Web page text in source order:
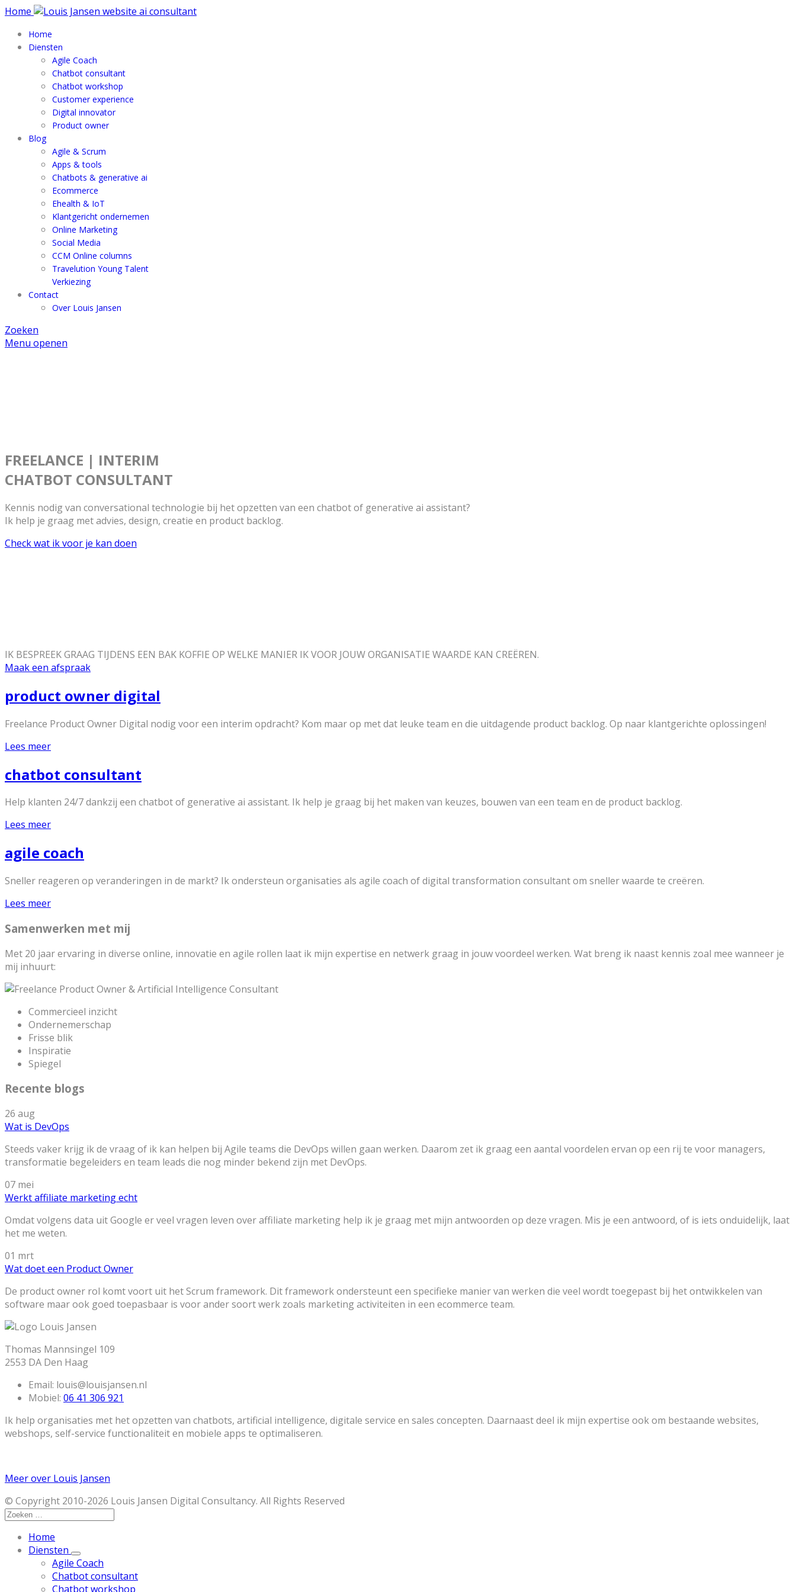
Home
Home
Diensten
Agile Coach
Chatbot consultant
Chatbot workshop
Customer experience
Digital innovator
Product owner
Blog
Agile & Scrum
Apps & tools
Chatbots & generative ai
Ecommerce
Ehealth & IoT
Klantgericht ondernemen
Online Marketing
Social Media
CCM Online columns
Travelution Young Talent
Verkiezing
Contact
Over Louis Jansen
Zoeken
Menu openen
FREELANCE | INTERIM
CHATBOT CONSULTANT
Kennis nodig van conversational technologie bij het opzetten van een chatbot of generative ai assistant?
Ik help je graag met advies, design, creatie en product backlog.
Check wat ik voor je kan doen
IK BESPREEK GRAAG TIJDENS EEN BAK KOFFIE OP WELKE MANIER IK VOOR JOUW ORGANISATIE WAARDE KAN CREËREN.
Maak een afspraak
product owner digital
Freelance Product Owner Digital nodig voor een interim opdracht? Kom maar op met dat leuke team en die uitdagende product backlog. Op naar klantgerichte oplossingen!
Lees meer
chatbot consultant
Help klanten 24/7 dankzij een chatbot of generative ai assistant. Ik help je graag bij het maken van keuzes, bouwen van een team en de product backlog.
Lees meer
agile coach
Sneller reageren op veranderingen in de markt? Ik ondersteun organisaties als agile coach of digital transformation consultant om sneller waarde te creëren.
Lees meer
Samenwerken met mij
Met 20 jaar ervaring in diverse online, innovatie en agile rollen laat ik mijn expertise en netwerk graag in jouw voordeel werken. Wat breng ik naast kennis zoal mee wanneer je
mij inhuurt:
Commercieel inzicht
Ondernemerschap
Frisse blik
Inspiratie
Spiegel
Recente blogs
26 aug
Wat is DevOps
Steeds vaker krijg ik de vraag of ik kan helpen bij Agile teams die DevOps willen gaan werken. Daarom zet ik graag een aantal voordelen ervan op een rij te voor managers,
transformatie begeleiders en team leads die nog minder bekend zijn met DevOps.
07 mei
Werkt affiliate marketing echt
Omdat volgens data uit Google er veel vragen leven over affiliate marketing help ik je graag met mijn antwoorden op deze vragen. Mis je een antwoord, of is iets onduidelijk, laat
het me weten.
01 mrt
Wat doet een Product Owner
De product owner rol komt voort uit het Scrum framework. Dit framework ondersteunt een specifieke manier van werken die veel wordt toegepast bij het ontwikkelen van
software maar ook goed toepasbaar is voor ander soort werk zoals marketing activiteiten in een ecommerce team.
Thomas Mannsingel 109
2553 DA Den Haag
Email: louis@louisjansen.nl
Mobiel: 06 41 306 921
Ik help organisaties met het opzetten van chatbots, artificial intelligence, digitale service en sales concepten. Daarnaast deel ik mijn expertise ook om bestaande websites,
webshops, self-service functionaliteit en mobiele apps te optimaliseren.
Meer over Louis Jansen
© Copyright 2010-2026 Louis Jansen Digital Consultancy. All Rights Reserved
Home
Diensten
Agile Coach
Chatbot consultant
Chatbot workshop